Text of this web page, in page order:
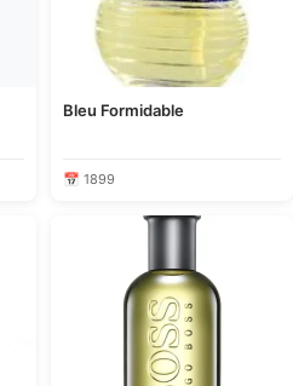
Bleu Formidable
📅 1899